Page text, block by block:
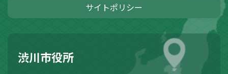
サイトポリシー
渋川市役所